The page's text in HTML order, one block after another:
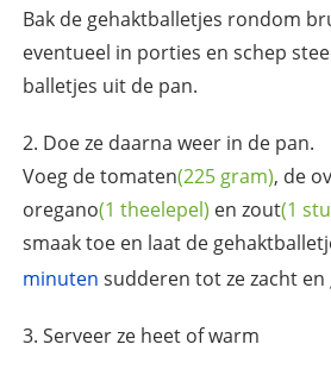
Bak de gehaktballetjes rondom
eventueel in porties en schep
balletjes uit de pan.
Doe ze daarna weer in de pan.
Voeg detomaten(225 gram), de
oregano(1 theelepel) en zout(1
smaak toe en laat de
minuten sudderen tot ze zacht en
Serveer ze heet of warm